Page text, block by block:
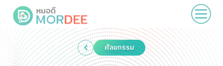
ศัลยกรรม